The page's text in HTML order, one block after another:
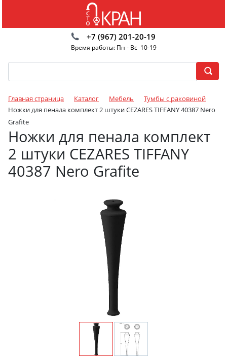
+7 (967) 201-20-19
Время работы: Пн - Вс 10-19
Главная страница Каталог Мебель
Тумбы с раковиной
Ножки для пенала комплект 2 штуки CEZARES TIFFANY 40387 Nero
Grafite
Ножки для пенала комплект
2 штуки CEZARES TIFFANY
40387 Nero Grafite